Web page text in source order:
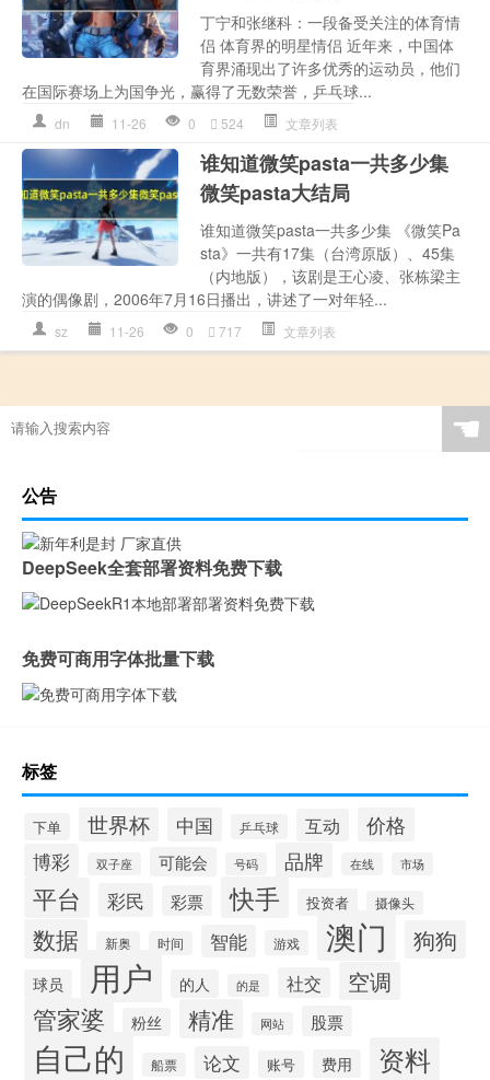
丁宁和张继科：一段备受关注的体育情
侣 体育界的明星情侣 近年来，中国体
育界涌现出了许多优秀的运动员，他们
在国际赛场上为国争光，赢得了无数荣誉，乒乓球...
dn 11-26 0 524 文章列表
谁知道微笑pasta一共多少集
微笑pasta大结局
谁知道微笑pasta一共多少集 《微笑Pa
sta》一共有17集（台湾原版）、45集
（内地版），该剧是王心凌、张栋梁主
演的偶像剧，2006年7月16日播出，讲述了一对年轻...
sz 11-26 0 717 文章列表
☚
公告
DeepSeek全套部署资料免费下载
免费可商用字体批量下载
标签
下单 世界杯 中国 乒乓球 互动 价格
博彩 双子座 可能会 号码 品牌 在线 市场
平台 彩民 彩票 快手 投资者 摄像头
数据 新奥 时间 智能 游戏 澳门 狗狗
球员 用户 的人 的是 社交 空调
管家婆 粉丝 精准 网站 股票
自己的 船票 论文 账号 费用 资料